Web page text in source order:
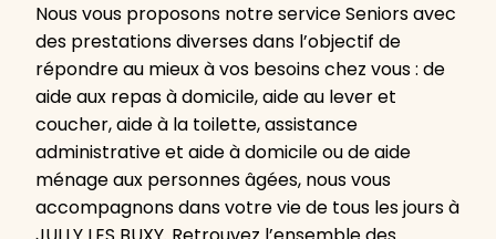
Nous vous proposons notre service Seniors avec
des prestations diverses dans l’objectif de
répondre au mieux à vos besoins chez vous : de
aide aux repas à domicile, aide au lever et
coucher, aide à la toilette, assistance
administrative et aide à domicile ou de aide
ménage aux personnes âgées, nous vous
accompagnons dans votre vie de tous les jours à